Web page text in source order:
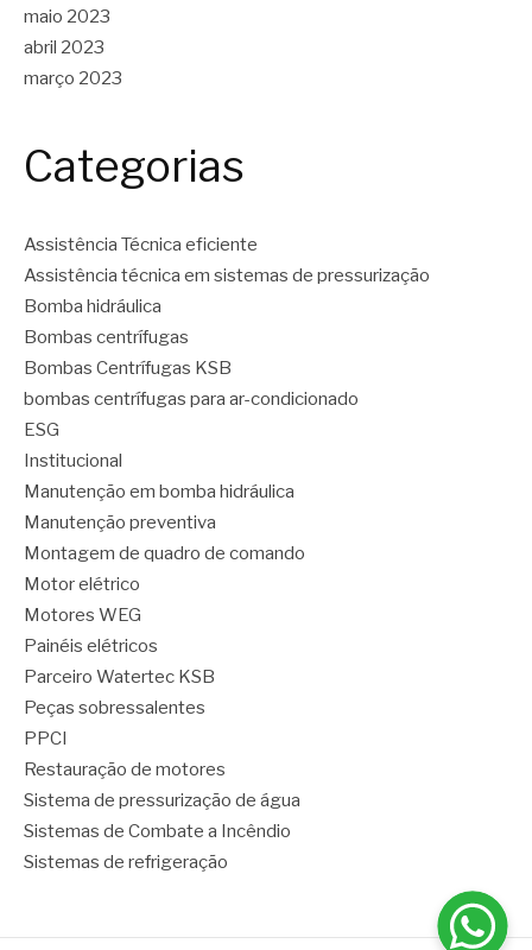
maio 2023
abril 2023
março 2023
Categorias
Assistência Técnica eficiente
Assistência técnica em sistemas de pressurização
Bomba hidráulica
Bombas centrífugas
Bombas Centrífugas KSB
bombas centrífugas para ar-condicionado
ESG
Institucional
Manutenção em bomba hidráulica
Manutenção preventiva
Montagem de quadro de comando
Motor elétrico
Motores WEG
Painéis elétricos
Parceiro Watertec KSB
Peças sobressalentes
PPCI
Restauração de motores
Sistema de pressurização de água
Sistemas de Combate a Incêndio
Sistemas de refrigeração